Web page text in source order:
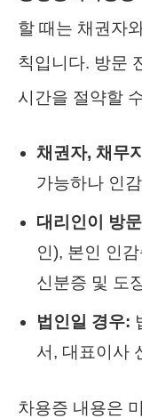
할 때는 채권자
칙입니다. 방문
시간을 절약할
채권자, 채무
가능하나 인
대리인이 방
인), 본인 인
신분증 및 도
법인일 경우:
서, 대표이사
차용증 내용은